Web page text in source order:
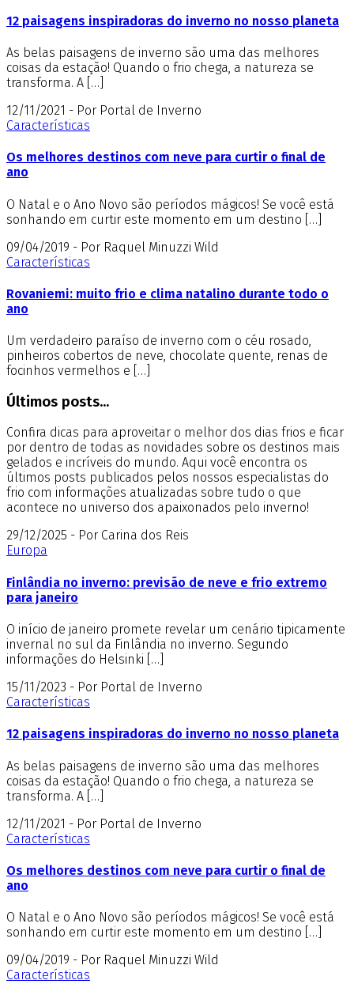
12 paisagens inspiradoras do inverno no nosso planeta
As belas paisagens de inverno são uma das melhores
coisas da estação! Quando o frio chega, a natureza se
transforma. A […]
12/11/2021 - Por Portal de Inverno
Características
Os melhores destinos com neve para curtir o final de
ano
O Natal e o Ano Novo são períodos mágicos! Se você está
sonhando em curtir este momento em um destino […]
09/04/2019 - Por Raquel Minuzzi Wild
Características
Rovaniemi: muito frio e clima natalino durante todo o
ano
Um verdadeiro paraíso de inverno com o céu rosado,
pinheiros cobertos de neve, chocolate quente, renas de
focinhos vermelhos e […]
Últimos posts...
Confira dicas para aproveitar o melhor dos dias frios e ficar
por dentro de todas as novidades sobre os destinos mais
gelados e incríveis do mundo. Aqui você encontra os
últimos posts publicados pelos nossos especialistas do
frio com informações atualizadas sobre tudo o que
acontece no universo dos apaixonados pelo inverno!
29/12/2025 - Por Carina dos Reis
Europa
Finlândia no inverno: previsão de neve e frio extremo
para janeiro
O início de janeiro promete revelar um cenário tipicamente
invernal no sul da Finlândia no inverno. Segundo
informações do Helsinki […]
15/11/2023 - Por Portal de Inverno
Características
12 paisagens inspiradoras do inverno no nosso planeta
As belas paisagens de inverno são uma das melhores
coisas da estação! Quando o frio chega, a natureza se
transforma. A […]
12/11/2021 - Por Portal de Inverno
Características
Os melhores destinos com neve para curtir o final de
ano
O Natal e o Ano Novo são períodos mágicos! Se você está
sonhando em curtir este momento em um destino […]
09/04/2019 - Por Raquel Minuzzi Wild
Características